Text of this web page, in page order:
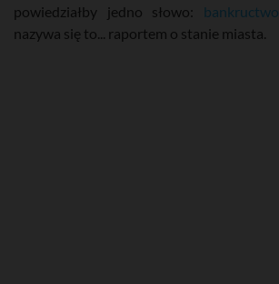
powiedziałby jedno słowo: bankructwo
nazywa się to... raportem o stanie miasta.